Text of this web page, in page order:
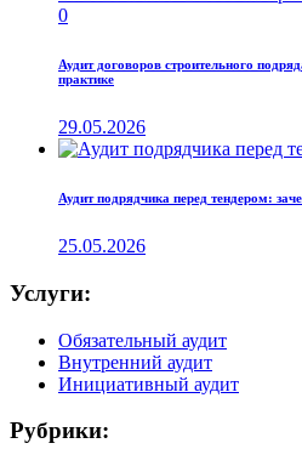
0
Аудит договоров строительного
практике
29.05.2026
Аудит подрядчика перед тендером:
25.05.2026
Услуги:
Обязательный аудит
Внутренний аудит
Инициативный аудит
Рубрики: